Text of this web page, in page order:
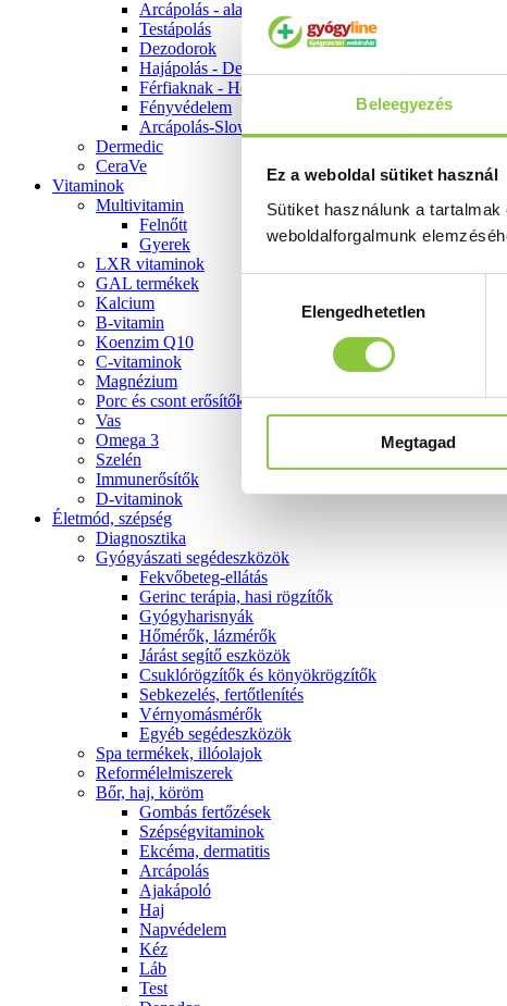
Beleegyezés
Ez a weboldal sütiket használ
Sütiket használunk a
weboldalforgalmunk
kiválasztásaElengedhetetlen
Megtagad
Arcápolás - alapozók
Testápolás
Dezodorok
Hajápolás - Dercos
Férfiaknak - Homme
Fényvédelem
Arcápolás-Slow Age
Dermedic
CeraVe
Vitaminok
Multivitamin
Felnőtt
Gyerek
LXR vitaminok
GAL termékek
Kalcium
B-vitamin
Koenzim Q10
C-vitaminok
Magnézium
Porc és csont erősítők
Vas
Omega 3
Szelén
Immunerősítők
D-vitaminok
Életmód, szépség
Diagnosztika
Gyógyászati segédeszközök
Fekvőbeteg-ellátás
Gerinc terápia, hasi rögzítők
Gyógyharisnyák
Hőmérők, lázmérők
Járást segítő eszközök
Csuklórögzítők és könyökrögzítők
Sebkezelés, fertőtlenítés
Vérnyomásmérők
Egyéb segédeszközök
Spa termékek, illóolajok
Reformélelmiszerek
Bőr, haj, köröm
Gombás fertőzések
Szépségvitaminok
Ekcéma, dermatitis
Arcápolás
Ajakápoló
Haj
Napvédelem
Kéz
Láb
Test